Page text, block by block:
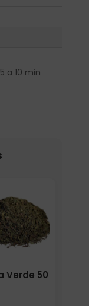
a 10 min
Verde 50